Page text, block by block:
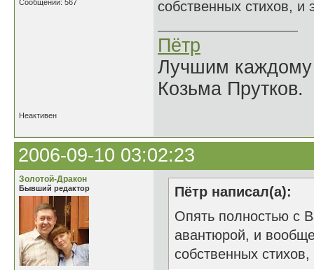
Сообщений: 567
собственных стихов, и
Пётр
Лучшим каждому
Козьма Прутков.
Неактивен
2006-09-10 03:02:23
Золотой-Дракон
Бывший редактор
Пётр написал(а):
Опять полностью с
авантюрой, и
собственных